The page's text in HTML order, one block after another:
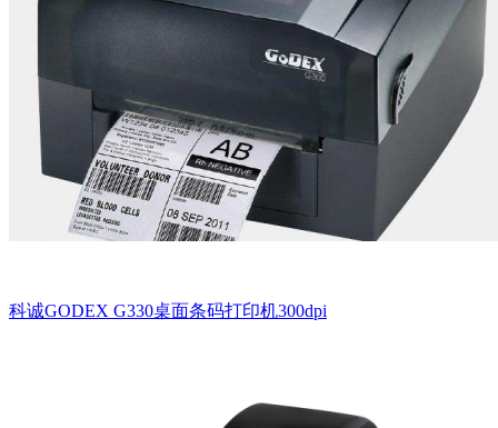
科诚GODEX G330桌面条码打印机300dpi